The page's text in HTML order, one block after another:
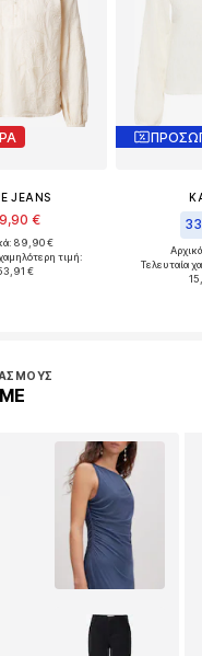
JEANS
€
89,90 €
τιμή:
€
Τελευταία